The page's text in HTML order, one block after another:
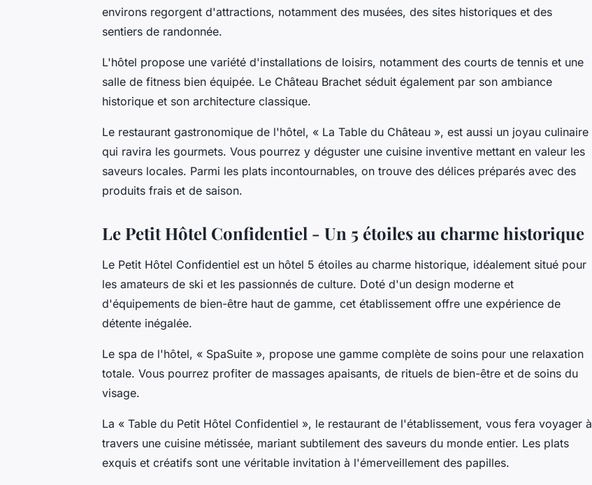
environs regorgent d'attractions, notamment des musées, des sites historiques et des
sentiers de randonnée.
L'hôtel propose une variété d'installations de loisirs, notamment des courts de tennis et une
salle de fitness bien équipée. Le Château Brachet séduit également par son ambiance
historique et son architecture classique.
Le restaurant gastronomique de l'hôtel, « La Table du Château », est aussi un joyau culinaire
qui ravira les gourmets. Vous pourrez y déguster une cuisine inventive mettant en valeur les
saveurs locales. Parmi les plats incontournables, on trouve des délices préparés avec des
produits frais et de saison.
Le Petit Hôtel Confidentiel - Un 5 étoiles au charme historique
Le Petit Hôtel Confidentiel est un hôtel 5 étoiles au charme historique, idéalement situé pour
les amateurs de ski et les passionnés de culture. Doté d'un design moderne et
d'équipements de bien-être haut de gamme, cet établissement offre une expérience de
détente inégalée.
Le spa de l'hôtel, « SpaSuite », propose une gamme complète de soins pour une relaxation
totale. Vous pourrez profiter de massages apaisants, de rituels de bien-être et de soins du
visage.
La « Table du Petit Hôtel Confidentiel », le restaurant de l'établissement, vous fera voyager à
travers une cuisine métissée, mariant subtilement des saveurs du monde entier. Les plats
exquis et créatifs sont une véritable invitation à l'émerveillement des papilles.